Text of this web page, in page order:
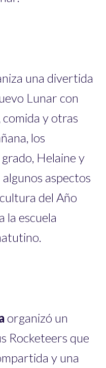
una divertida
Lunar con
comida y otras
los
Helaine y
aspectos
del Año
la escuela
organizó un
Rocketeers que
y una